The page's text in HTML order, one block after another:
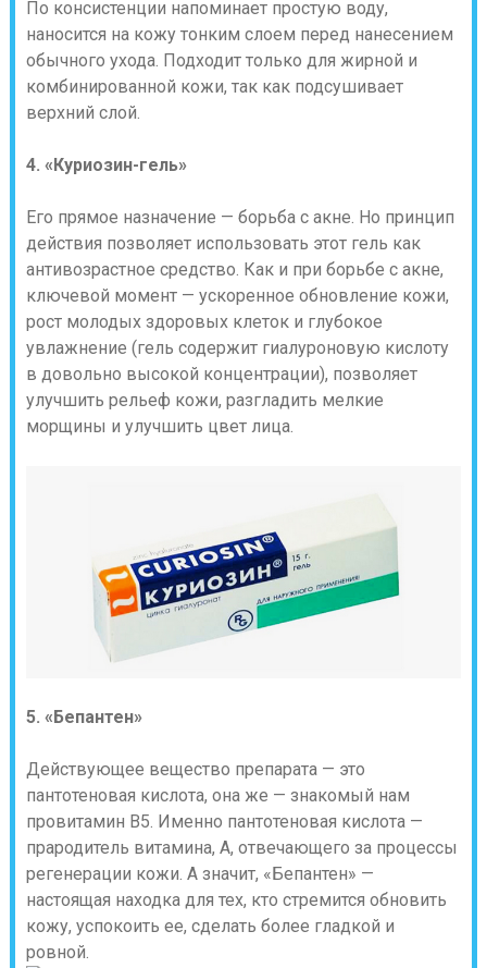
По консистенции напоминает простую воду,
наносится на кожу тонким слоем перед нанесением
обычного ухода. Подходит только для жирной и
комбинированной кожи, так как подсушивает
верхний слой.
4. «Куриозин-гель»
Его прямое назначение — борьба с акне. Но принцип
действия позволяет использовать этот гель как
антивозрастное средство. Как и при борьбе с акне,
ключевой момент — ускоренное обновление кожи,
рост молодых здоровых клеток и глубокое
увлажнение (гель содержит гиалуроновую кислоту
в довольно высокой концентрации), позволяет
улучшить рельеф кожи, разгладить мелкие
морщины и улучшить цвет лица.
5. «Бепантен»
Действующее вещество препарата — это
пантотеновая кислота, она же — знакомый нам
провитамин В5. Именно пантотеновая кислота —
прародитель витамина, А, отвечающего за процессы
регенерации кожи. А значит, «Бепантен» —
настоящая находка для тех, кто стремится обновить
кожу, успокоить ее, сделать более гладкой и
ровной.